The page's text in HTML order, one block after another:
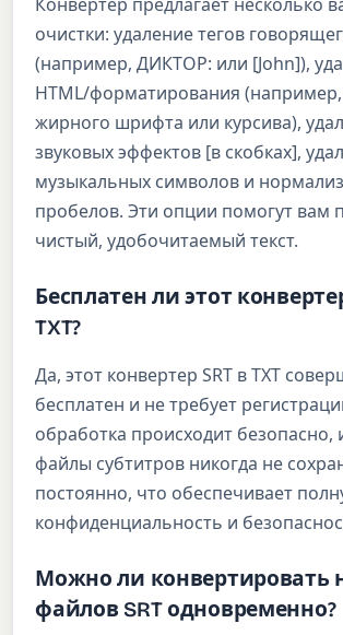
очистки: удаление тегов
(например, ДИКТОР: или [John]),
HTML/форматирования
жирного шрифта или курсива),
звуковых эффектов [в скобках],
музыкальных символов и
пробелов. Эти опции помогут вам
чистый, удобочитаемый текст.
Бесплатен ли этот
TXT?
Да, этот конвертер SRT в TXT
бесплатен и не требует
обработка происходит безопасно,
файлы субтитров никогда не
постоянно, что обеспечивает
конфиденциальность и
Можно ли конвертировать
файлов SRT одновременно?